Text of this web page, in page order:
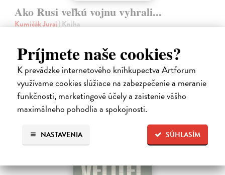
Príjmete naše cookies?
K prevádzke internetového kníhkupectva Artforum
využívame cookies slúžiace na zabezpečenie a meranie
funkčnosti, marketingové účely a zaistenie vášho
maximálneho pohodlia a spokojnosti.
SÚHLASÍM
NASTAVENIA
Ako Rusi veľkú vojnu vyhrali...
Kumičák Juraj| Kniha
Napriek tomu sa našli v ZSSR či Rusku historici či novinári, ktorí
mali…
Na sklade ?
11,99 €
predpredaj